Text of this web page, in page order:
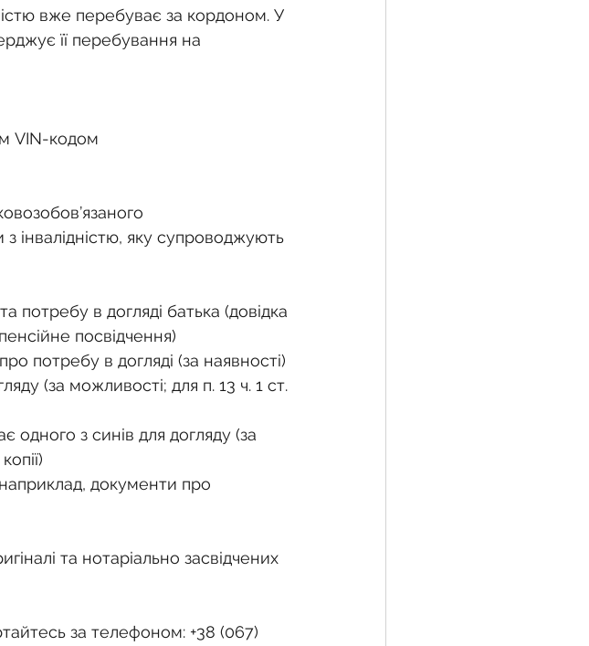
вже перебуває за кордоном. У
її перебування на
VIN-кодом
інвалідністю, яку супроводжують
потребу в догляді батька (довідка
посвідчення)
потребу в догляді (за наявності)
(за можливості; для п. 13 ч. 1 ст.
одного з синів для догляду (за
документи про
та нотаріально засвідчених
за телефоном: +38 (067)